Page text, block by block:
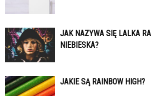
JAK NAZYWA SIĘ LALKA
NIEBIESKA?
JAKIE SĄ RAINBOW HIGH?